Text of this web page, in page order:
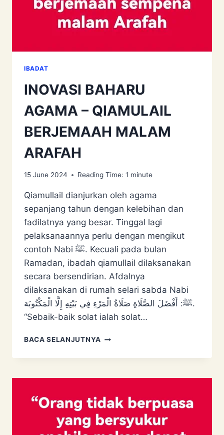
IBADAT
INOVASI BAHARU
AGAMA – QIAMULAIL
BERJEMAAH MALAM
ARAFAH
15 June 2024 Reading Time: 1 minute
Qiamullail dianjurkan oleh agama
sepanjang tahun dengan kelebihan dan
fadilatnya yang besar. Tinggal lagi
pelaksanaannya perlu dengan mengikut
contoh Nabi ﷺ. Kecuali pada bulan
Ramadan, ibadah qiamullail dilaksanakan
secara bersendirian. Afdalnya
dilaksanakan di rumah selari sabda Nabi
ﷺ: أَفْضَلَ الصَّلَاةِ صَلَاةُ الْمَرْءِ ‌فِي ‌بَيْتِهِ ‌إِلَّا ‌الْمَكْتُوبَة.
“Sebaik-baik solat ialah solat…
BACA SELANJUTNYA INOVASI
AGAMA
QIAMULAIL
MALAM
ARAFAH